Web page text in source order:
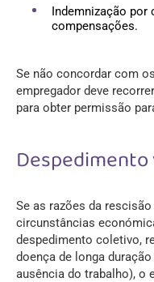
Indemnização
compensações.
Se não concordar com
empregador deve
para obter permissão
Despedimento
Se as razões da
circunstâncias
despedimento coletivo,
doença de longa
ausência do trabalho), o